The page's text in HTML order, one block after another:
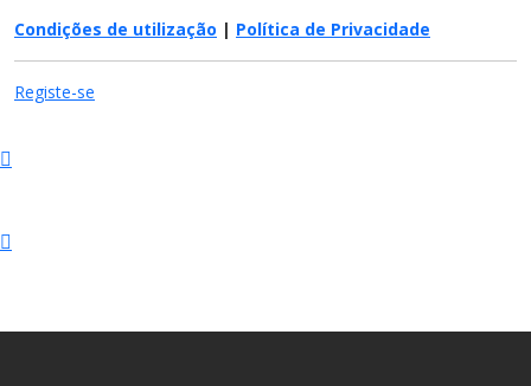
Condições de utilização | Política de Privacidade
Registe-se